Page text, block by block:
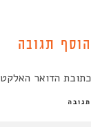
הוסף תגובה
כתובת הדואר
תגובה